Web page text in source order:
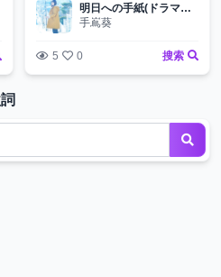
明日への手紙(ドラマバージョン)
手嶌葵
5 0 搜索